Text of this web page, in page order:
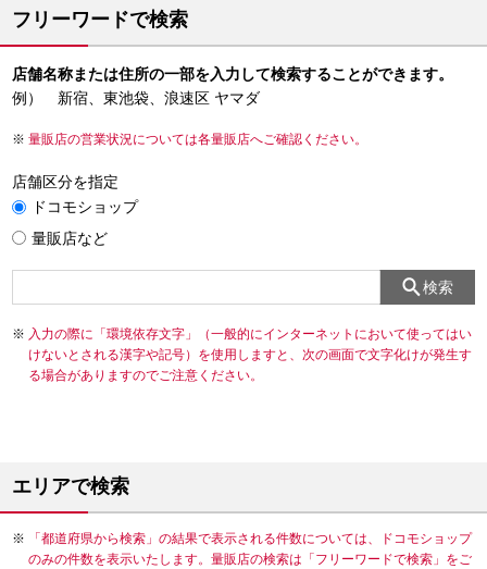
フリーワードで検索
店舗名称または住所の一部を入力して検索することができます。
例） 新宿、東池袋、浪速区 ヤマダ
量販店の営業状況については各量販店へご確認ください。
店舗区分を指定
ドコモショップ
量販店など
検索
入力の際に「環境依存文字」（一般的にインターネットにおいて使ってはい
けないとされる漢字や記号）を使用しますと、次の画面で文字化けが発生す
る場合がありますのでご注意ください。
エリアで検索
「都道府県から検索」の結果で表示される件数については、ドコモショップ
のみの件数を表示いたします。量販店の検索は「フリーワードで検索」をご